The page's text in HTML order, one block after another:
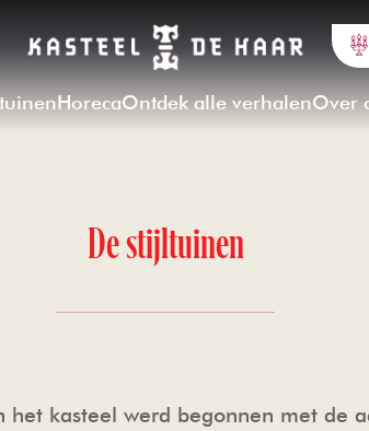
HorecaOntdek alle verhalenOver
De stijltuinen
kasteel werd begonnen met de